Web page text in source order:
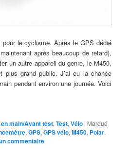
pour le cyclisme. Après le GPS dédié
après beaucoup de retard),
un autre appareil du genre, le M450,
plus grand public. J’ai eu la chance
pendant environ une journée. Voici
main/Avant test,Test,Vélo | Marqué
,GPS,GPS vélo,M450, Polar,
commentaire